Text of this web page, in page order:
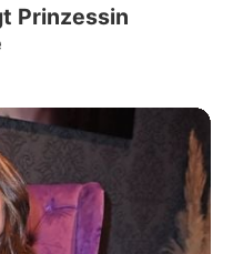
Prinzessin